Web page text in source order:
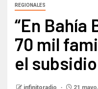
REGIONALES
“En Bahía
70 mil
el